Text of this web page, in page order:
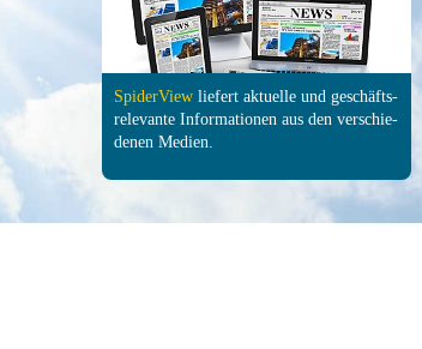
SpiderView liefert aktuelle und ge­schäfts­
relevante In­forma­tionen aus den ver­schie­
denen Medien.